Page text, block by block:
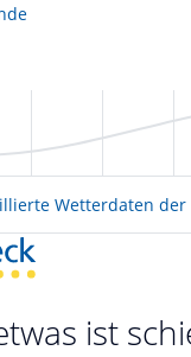
Wetterdaten der
ist